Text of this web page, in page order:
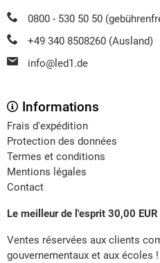
0800 - 530 50 50
+49 340 8508260 (Ausland)
info@led1.de
Informations
Frais d'expédition
Protection des données
Termes et conditions
Mentions légales
Contact
Le meilleur de l'esprit 30,00 EUR
Ventes réservées aux clients
gouvernementaux et aux écoles !